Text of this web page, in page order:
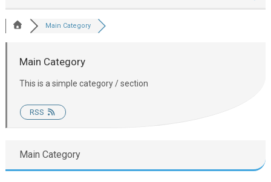
Main Category
Main Category
This is a simple category / section
RSS
Main Category